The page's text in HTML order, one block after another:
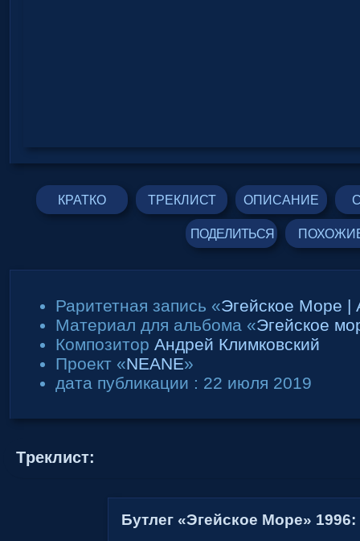
КРАТКО ТРЕКЛИСТ ОПИСАНИЕ
ПОДЕЛИТЬСЯ
Раритетная запись «Эгейское Море |
Материал для альбома «Эгейское
Композитор Андрей Климковский
Проект «NEANE»
дата публикации : 22 июля 2019
Tреклист:
Бутлег «Эгейское Море» 1996: